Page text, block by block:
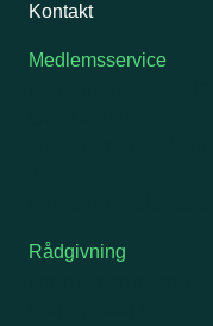
Kontakt
Medlemsservice
Rådgivning